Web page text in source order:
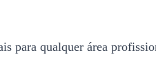
para qualquer área